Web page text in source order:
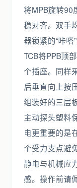
将MPB旋转90
稳对齐。双手
器锁紧的“咔
TCB将PPB顶
个插座。同样
后垂直向上按
组装好的三层
主动探头塑料
电更重要的是
个受力支点避
静电与机械应
感。操作前请